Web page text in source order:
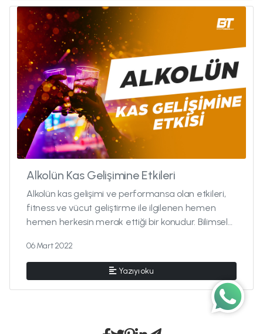
Alkolün Kas Gelişimine Etkileri
Alkolün kas gelişimi ve performansa olan etkileri,
fitness ve vücut geliştirme ile ilgilenen hemen
hemen herkesin merak ettiği bir konudur. Bilimsel
06 Mart 2022
Yazıyı oku